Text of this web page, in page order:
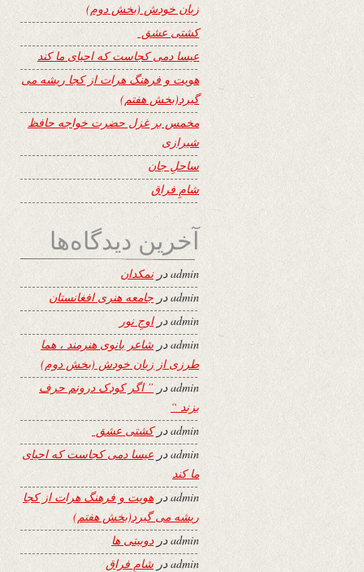
زبان خودش (بخش دوم)
کشتی عشق
عیسا دمی کجاست که احیای ما کند
هویت و فرهنگ هرات از کجا ریشه می
گیرد(بخش هفتم)
مخمس بر غزل حضرت خواجه حافظ
شیرازی
ساحلِ جان
شامِ فراق
آخرین دیدگاه‌ها
adminدرنمکدان
adminدر جامعه هنری افغانستان
adminدراوجِ نور
adminدر شاعر بانوی هنرمند ، هما
طرزی از زبان خودش (بخش دوم)
adminدر ” اگر کودک درونم حرف
بزند “
adminدرکشتی عشق
adminدر عیسا دمی کجاست که احیای
ما کند
adminدر هویت و فرهنگ هرات از کجا
ریشه می گیرد(بخش هفتم)
adminدردوبیتی ها
admin در شامِ فراق